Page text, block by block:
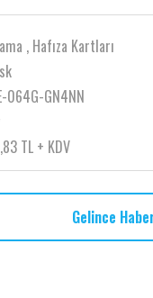
, Hafıza Kartları
064G-GN4NN
TL + KDV
Gelince